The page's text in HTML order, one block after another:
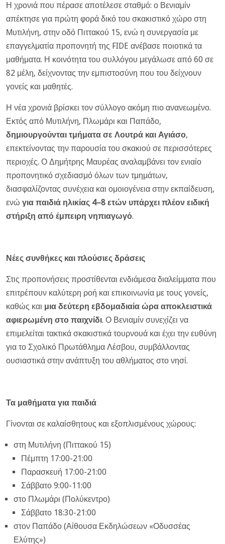
Η χρονιά που πέρασε αποτέλεσε σταθμό: ο Βενιαμίν
απέκτησε για πρώτη φορά δικό του σκακιστικό χώρο στη
Μυτιλήνη, στην οδό Πιττακού 15, ενώ η συνεργασία με
επαγγελματία προπονητή της FIDE ανέβασε ποιοτικά τα
μαθήματα. Η κοινότητα του συλλόγου μεγάλωσε από 60 σε
82 μέλη, δείχνοντας την εμπιστοσύνη που του δείχνουν
γονείς και μαθητές.
Η νέα χρονιά βρίσκει τον σύλλογο ακόμη πιο ανανεωμένο.
Εκτός από Μυτιλήνη, Πλωμάρι και Παπάδο,
δημιουργούνται τμήματα σε Λουτρά και Αγιάσο,
επεκτείνοντας την παρουσία του σκακιού σε περισσότερες
περιοχές. Ο Δημήτρης Μαυρέας αναλαμβάνει τον ενιαίο
προπονητικό σχεδιασμό όλων των τμημάτων,
διασφαλίζοντας συνέχεια και ομοιογένεια στην εκπαίδευση,
ενώ για παιδιά ηλικίας 4–8 ετών υπάρχει πλέον ειδική
στήριξη από έμπειρη νηπιαγωγό.
Νέες συνθήκες και πλούσιες δράσεις
Στις προπονήσεις προστίθενται ενδιάμεσα διαλείμματα που
επιτρέπουν καλύτερη ροή και επικοινωνία με τους γονείς,
καθώς και μια δεύτερη εβδομαδιαία ώρα αποκλειστικά
αφιερωμένη στο παιχνίδι. Ο Βενιαμίν συνεχίζει να
επιμελείται τακτικά σκακιστικά τουρνουά και έχει την ευθύνη
για το Σχολικό Πρωτάθλημα Λέσβου, συμβάλλοντας
ουσιαστικά στην ανάπτυξη του αθλήματος στο νησί.
Τα μαθήματα για παιδιά
Γίνονται σε καλαίσθητους και εξοπλισμένους χώρους:
στη Μυτιλήνη (Πιττακού 15)
Πέμπτη 17:00-21:00
Παρασκευή 17:00-21:00
Σάββατο 9:00-11:00
στο Πλωμάρι (Πολύκεντρο)
Σάββατο 18:30-21:00
στον Παπάδο (Αίθουσα Εκδηλώσεων «Οδυσσέας
Ελύτης»)